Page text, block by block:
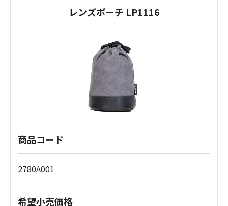
レンズポーチ LP1116
商品コード
2780A001
希望小売価格